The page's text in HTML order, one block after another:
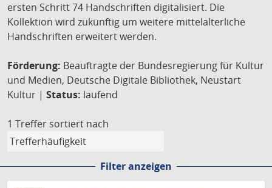
ersten Schritt 74 Handschriften digitalisiert. Die
Kollektion wird zukünftig um weitere mittelalterliche
Handschriften erweitert werden.
Förderung: Beauftragte der Bundesregierung für Kultur
und Medien, Deutsche Digitale Bibliothek, Neustart
Kultur | Status: laufend
1 Treffer sortiert nach
Filter anzeigen